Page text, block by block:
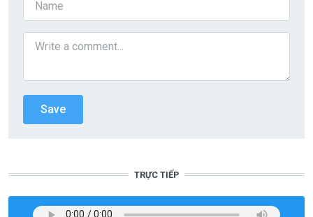
TRỰC TIẾP